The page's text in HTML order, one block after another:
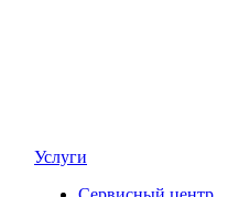
Услуги